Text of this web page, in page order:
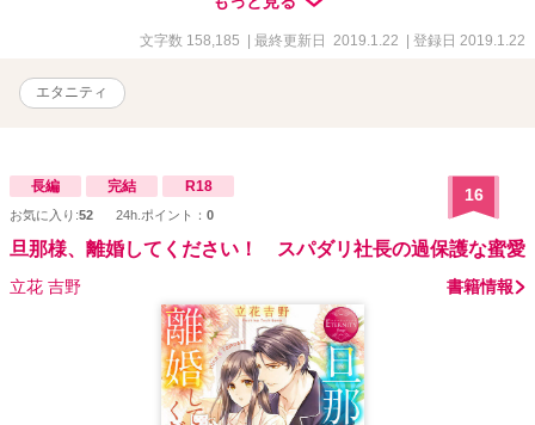
文字数 158,185 | 最終更新日 2019.1.22 | 登録日 2019.1.22
エタニティ
長編 完結 R18
お気に入り:52 24h.ポイント： 0
16
旦那様、離婚してください！ スパダリ社長の過保護な蜜愛
立花 吉野 書籍情報